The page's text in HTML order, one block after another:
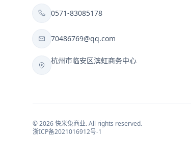
0571-83085178
70486769@qq.com
杭州市临安区滨虹商务中心
©2026快米兔商业. All rights reserved.
浙ICP备2021016912号-1